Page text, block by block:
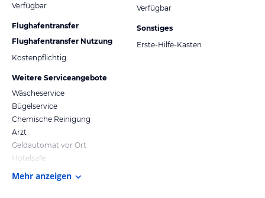
Verfügbar
Flughafentransfer
Flughafentransfer Nutzung
Kostenpflichtig
Weitere Serviceangebote
Wäscheservice
Bügelservice
Chemische Reinigung
Arzt
Geldautomat vor Ort
Hotelsafe
Verfügbar
Sonstiges
Erste-Hilfe-Kasten
Mehr anzeigen